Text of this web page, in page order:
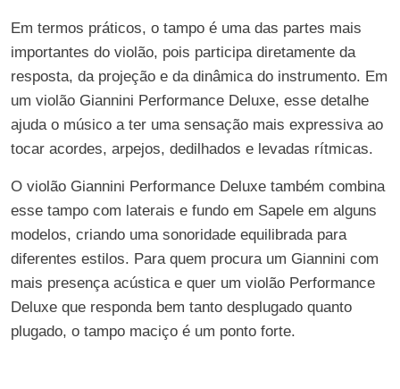
Em termos práticos, o tampo é uma das partes mais
importantes do violão, pois participa diretamente da
resposta, da projeção e da dinâmica do instrumento. Em
um violão Giannini Performance Deluxe, esse detalhe
ajuda o músico a ter uma sensação mais expressiva ao
tocar acordes, arpejos, dedilhados e levadas rítmicas.
O violão Giannini Performance Deluxe também combina
esse tampo com laterais e fundo em Sapele em alguns
modelos, criando uma sonoridade equilibrada para
diferentes estilos. Para quem procura um Giannini com
mais presença acústica e quer um violão Performance
Deluxe que responda bem tanto desplugado quanto
plugado, o tampo maciço é um ponto forte.